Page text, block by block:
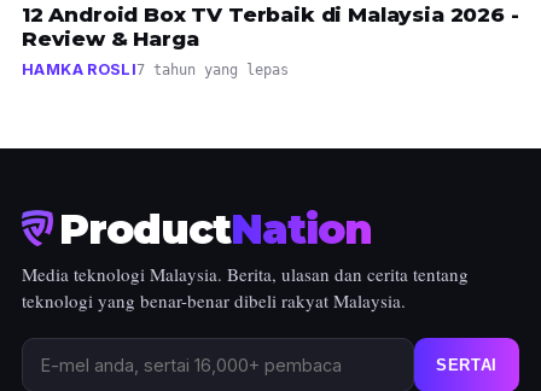
12 Android Box TV Terbaik di Malaysia 2026 -
Review & Harga
HAMKA ROSLI7 tahun yang lepas
ProductNation
Media teknologi Malaysia. Berita, ulasan dan cerita tentang
teknologi yang benar-benar dibeli rakyat Malaysia.
SERTAI